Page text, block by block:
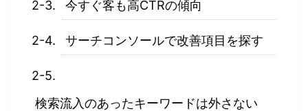
今すぐ客も高CTRの傾向
サーチコンソールで改善項目を探す
検索流入のあったキーワードは外さない